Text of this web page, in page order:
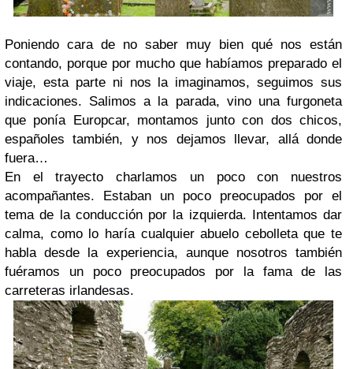
Poniendo cara de no saber muy bien qué nos están
contando, porque por mucho que habíamos preparado el
viaje, esta parte ni nos la imaginamos, seguimos sus
indicaciones. Salimos a la parada, vino una furgoneta
que ponía Europcar, montamos junto con dos chicos,
españoles también, y nos dejamos llevar, allá donde
fuera…
En el trayecto charlamos un poco con nuestros
acompañantes. Estaban un poco preocupados por el
tema de la conducción por la izquierda. Intentamos dar
calma, como lo haría cualquier abuelo cebolleta que te
habla desde la experiencia, aunque nosotros también
fuéramos un poco preocupados por la fama de las
carreteras irlandesas.